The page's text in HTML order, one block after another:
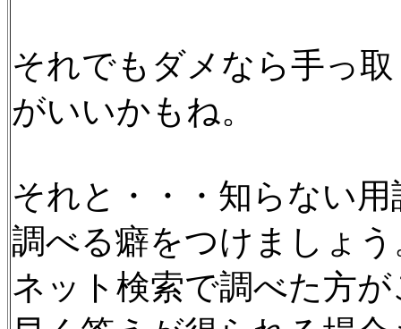
それでもダメなら手っ
がいいかもね。
それと・・・知らない
調べる癖をつけましょう
ネット検索で調べた方